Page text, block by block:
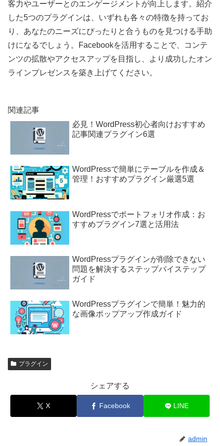
客力やユーザーとのエンゲージメントが向上します。紹介
した5つのプラグインは、いずれも各々の特徴を持ってお
り、あなたのニーズにぴったりと合うものを見つける手助
けになるでしょう。Facebookを活用することで、コンテ
ンツの拡散やアクセスアップを目指し、より成功したオン
ラインプレゼンスを築き上げてください。
関連記事
必見！WordPress初心者向けおすすめ
記事関連プラグイン6選
WordPressで簡単にテーブルを作成＆
管理！おすすめプラグイン厳選5選
WordPressでポートフォリオ作成：お
すすめプラグイン7選と活用法
WordPressプラグインが削除できない
問題を解決するステップバイステップ
ガイド
WordPressプラグインで簡単！魅力的
な画像ポップアップ作成ガイド
プラグイン
シェアする
X Facebook LINE
admin